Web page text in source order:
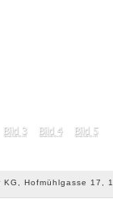
Hofmühlgasse